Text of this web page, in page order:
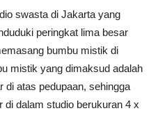
swasta di Jakarta yang
peringkat lima besar
bumbu mistik di
mistik yang dimaksud adalah
di atas pedupaan, sehingga
dalam studio berukuran 4 x